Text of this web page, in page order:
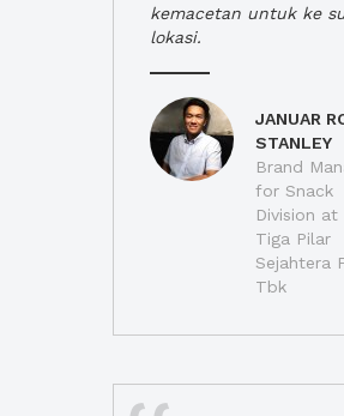
kemacetan untuk ke
lokasi.
JANUAR
STANLEY
Brand
for Snack
Division at
Tiga Pilar
Sejahtera
Tbk